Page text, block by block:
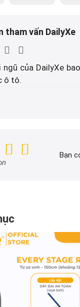
tham vấn DailyXe
ngũ của DailyXe
ô tô.
nhiệm của ban
Bạn